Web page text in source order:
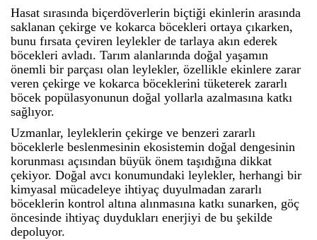
Hasat sırasında biçerdöverlerin biçtiği ekinlerin arasında
saklanan çekirge ve kokarca böcekleri ortaya çıkarken,
bunu fırsata çeviren leylekler de tarlaya akın ederek
böcekleri avladı. Tarım alanlarında doğal yaşamın
önemli bir parçası olan leylekler, özellikle ekinlere zarar
veren çekirge ve kokarca böceklerini tüketerek zararlı
böcek popülasyonunun doğal yollarla azalmasına katkı
sağlıyor.
Uzmanlar, leyleklerin çekirge ve benzeri zararlı
böceklerle beslenmesinin ekosistemin doğal dengesinin
korunması açısından büyük önem taşıdığına dikkat
çekiyor. Doğal avcı konumundaki leylekler, herhangi bir
kimyasal mücadeleye ihtiyaç duyulmadan zararlı
böceklerin kontrol altına alınmasına katkı sunarken, göç
öncesinde ihtiyaç duydukları enerjiyi de bu şekilde
depoluyor.